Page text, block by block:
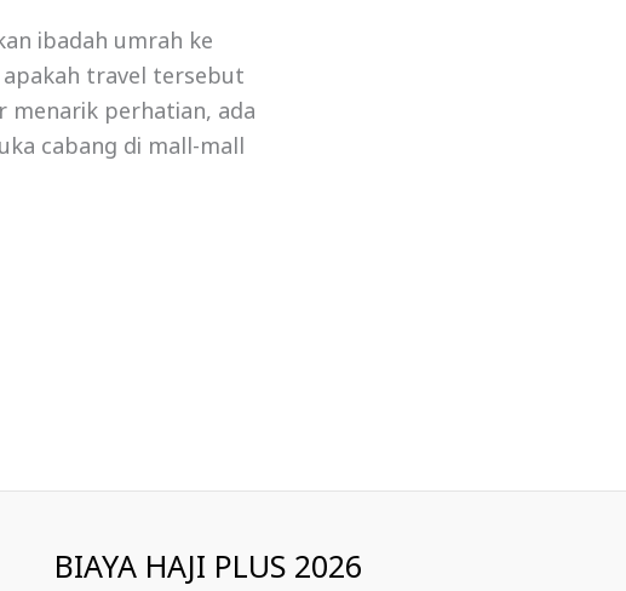
ibadah umrah ke
travel tersebut
menarik perhatian, ada
cabang di mall-mall
BIAYA HAJI PLUS 2026